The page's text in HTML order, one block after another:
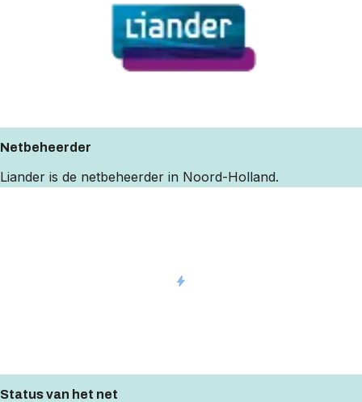
Netbeheerder
Liander is de netbeheerder in Noord-Holland.
Status van het net